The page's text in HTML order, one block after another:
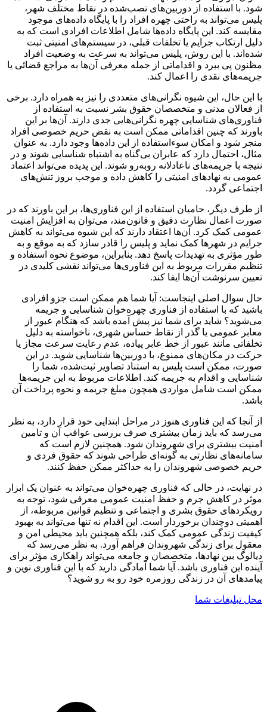
شود. با استفاده از دوربین‌های نصب‌شده در نقاط مختلف شهر،
پلیس می‌تواند به راحتی چهره افراد را با پایگاه‌ داده‌های موجود
مقایسه کند. این پایگاه‌ داده‌ها شامل اطلاعات افرادی است که به
دلیل ارتکاب جرایم یا تخلفات قبلی، در سیستم‌های امنیتی ثبت
شده‌اند. با این روش، پلیس می‌تواند به سرعت به وضعیت افراد
مظنون پی ببرد و اقداماتی از جمله معرفی آن‌ها به مراجع قضائی یا
جریمه‌های نقدی را اعمال کند.
با این حال، این شیوه نگرانی‌های متعددی را نیز به همراه دارد. برخی
از فعالان مدنی و متخصصان حقوق بشر نسبت به استفاده از
فناوری‌های شناسایی چهره نگرانی‌هایی جدی دارند. آن‌ها بر این
باورند که چنین اقداماتی ممکن است به نقض حریم خصوصی افراد
منجر شود و امکان سوءاستفاده از این داده‌ها وجود دارد. به عنوان
مثال، احتمال دارد که عابران بی‌گناه به اشتباه شناسایی شوند و در
نتیجه با جریمه‌های ناعادلانه روبه‌رو شوند. این پدیده می‌تواند اعتماد
عمومی به نهادهای امنیتی را کاهش داده و موجب بروز تنش‌های
اجتماعی گردد.
از طرف دیگر، حامیان استفاده از این فناوری‌ها، بر این باورند که در
صورت اعمال نظارت دقیق و قانون‌مند، می‌توان به افزایش امنیت
عمومی کمک کرد. آن‌ها اعتقاد دارند که این شیوه می‌تواند به کاهش
جرایم در شهرها کمک نماید و پلیس را قادر سازد که به موقع و به
طور مؤثری به تهدیدات پاسخ دهد. بنابراین، موضوع نحوه استفاده و
تنظیم مقررات مربوط به این فناوری‌ها می‌تواند نقشی کلیدی در
تعیین سرنوشت آن‌ها ایفا کند.
حال سوال اصلی اینجاست: آیا شما هم ممکن است جزو افرادی
باشید که با استفاده از فناوری چهره‌خوان شناسایی و جریمه
می‌شوید؟ شاید برای شما نیز پیش آمده باشد که هنگام عبور از
معابر عمومی یا گذر از نقاط حساس شهری، ناخواسته به دلیل
تخلفاتی مانند عبور از خط عابر پیاده، عدم رعایت سرعت مجاز یا
حرکت در مکان‌های ممنوع، با دوربین‌ها شناسایی شوید. در این
صورت، ممکن است پلیس به استناد تصاویر ثبت‌شده، شما را
شناسایی و اقدام به جریمه کند. اطلاعات مربوط به این جریمه‌ها
ممکن است شامل مواردی همچون مبلغ جریمه و نحوه پرداخت آن
باشد.
از آنجا که این فناوری هنوز در مراحل ابتدایی خود قرار دارد، به نظر
می‌رسد که باید زمان بیشتری صرف بررسی عواقب آن و تامین
امنیت بیشتری برای شهروندان شود. همچنین لازم است که
سامانه‌های نظارتی به گونه‌ای طراحی شوند که حقوق فردی و
حریم خصوصی شهروندان را به حداکثر ممکن حفظ کنند.
در نهایت، در حالی که فناوری چهره‌خوان می‌تواند به عنوان یک ابزار
موثر در کاهش جرم و حفظ امنیت عمومی معرفی شود، توجه به
رویکردهای حقوق بشری و اجتماعی و تنظیم قوانین مربوطه، از
اهمیتی دوچندان برخوردار است. این اقدام نه تنها می‌تواند به بهبود
کیفیت زندگی عمومی کمک کند، بلکه همچنین باید محیطی امن و
معقول برای زندگی شهروندان فراهم آورد. به نظر می‌رسد که
دیالوگ بین نهادها، متخصصان و جامعه می‌تواند راهکاری مؤثر برای
آینده این فناوری باشد. آیا شما آمادگی دارید که با این فناوری نوین و
پیامدهای آن در زندگی روزمره خود رو به رو شوید؟
محل تبلیغات شما